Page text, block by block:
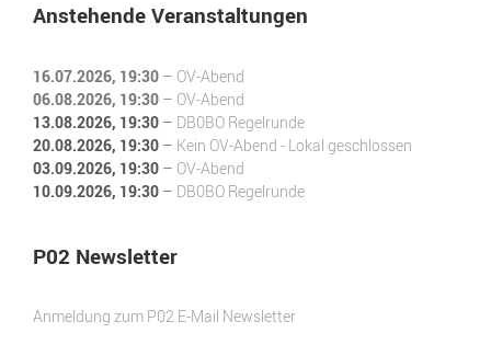
Anstehende Veranstaltungen
16.07.2026, 19:30 – OV-Abend
06.08.2026, 19:30 – OV-Abend
13.08.2026, 19:30 – DB0BO Regelrunde
20.08.2026, 19:30 – Kein OV-Abend - Lokal geschlossen
03.09.2026, 19:30 – OV-Abend
10.09.2026, 19:30 – DB0BO Regelrunde
P02 Newsletter
Anmeldung zum P02 E-Mail Newsletter